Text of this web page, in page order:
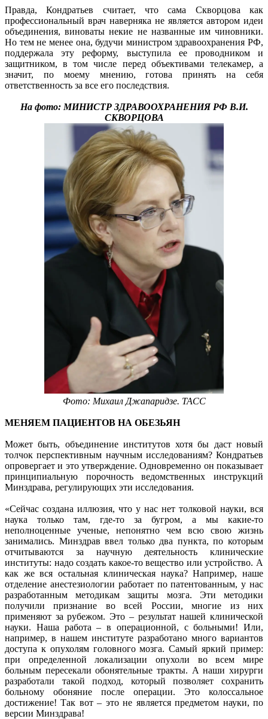
Правда, Кондратьев считает, что сама Скворцова как
профессиональный врач наверняка не является автором идеи
объединения, виноваты некие не названные им чиновники.
Но тем не менее она, будучи министром здравоохранения РФ,
поддержала эту реформу, выступила ее проводником и
защитником, в том числе перед объективами телекамер, а
значит, по моему мнению, готова принять на себя
ответственность за все его последствия.
На фото: МИНИСТР ЗДРАВООХРАНЕНИЯ РФ В.И.
СКВОРЦОВА
Фото: Михаил Джапаридзе. ТАСС
МЕНЯЕМ ПАЦИЕНТОВ НА ОБЕЗЬЯН
Может быть, объединение институтов хотя бы даст новый
толчок перспективным научным исследованиям? Кондратьев
опровергает и это утверждение. Одновременно он показывает
принципиальную порочность ведомственных инструкций
Минздрава, регулирующих эти исследования.
«Сейчас создана иллюзия, что у нас нет толковой науки, вся
наука только там, где-то за бугром, а мы какие-то
неполноценные ученые, непонятно чем всю свою жизнь
занимались. Минздрав ввел только два пункта, по которым
отчитываются за научную деятельность клинические
институты: надо создать какое-то вещество или устройство. А
как же вся остальная клиническая наука? Например, наше
отделение анестезиологии работает по патентованным, у нас
разработанным методикам защиты мозга. Эти методики
получили признание во всей России, многие из них
применяют за рубежом. Это – результат нашей клинической
науки. Наша работа – в операционной, с больными! Или,
например, в нашем институте разработано много вариантов
доступа к опухолям головного мозга. Самый яркий пример:
при определенной локализации опухоли во всем мире
больным пересекали обонятельные тракты. А наши хирурги
разработали такой подход, который позволяет сохранить
больному обоняние после операции. Это колоссальное
достижение! Так вот – это не является предметом науки, по
версии Минздрава!